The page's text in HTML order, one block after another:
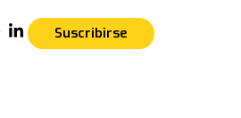
Suscribirse